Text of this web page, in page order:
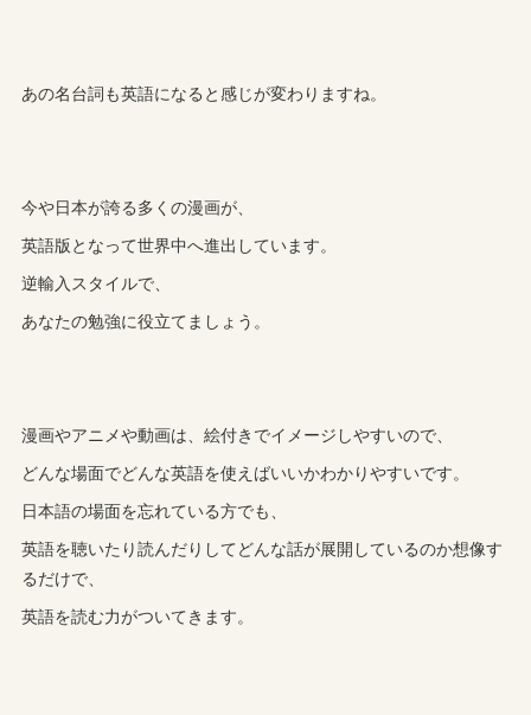
あの名台詞も英語になると感じが変わりますね。
今や日本が誇る多くの漫画が、
英語版となって世界中へ進出しています。
逆輸入スタイルで、
あなたの勉強に役立てましょう。
漫画やアニメや動画は、絵付きでイメージしやすいので、
どんな場面でどんな英語を使えばいいかわかりやすいです。
日本語の場面を忘れている方でも、
英語を聴いたり読んだりしてどんな話が展開しているのか想像す
るだけで、
英語を読む力がついてきます。